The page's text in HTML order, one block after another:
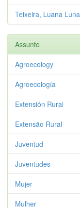
Teixeira, Luana Luna
Assunto
Agroecology
Agroecología
Extensión Rural
Extensão Rural
Juventud
Juventudes
Mujer
Mulher